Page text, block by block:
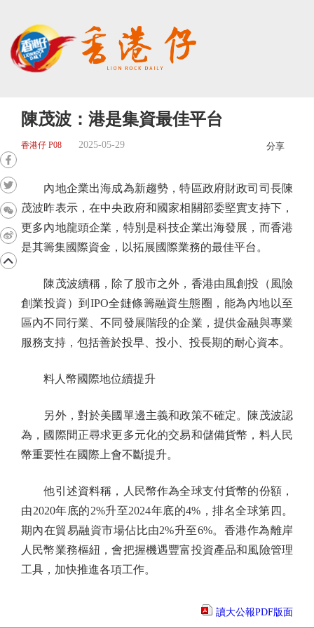
陳茂波：港是集資最佳平台
香港仔 P08 2025-05-29 分享
內地企業出海成為新趨勢，特區政府財政司司長陳
茂波昨表示，在中央政府和國家相關部委堅實支持下，
更多內地龍頭企業，特別是科技企業出海發展，而香港
是其籌集國際資金，以拓展國際業務的最佳平台。
陳茂波續稱，除了股市之外，香港由風創投（風險
創業投資）到IPO全鏈條籌融資生態圈，能為內地以至
區內不同行業、不同發展階段的企業，提供金融與專業
服務支持，包括善於投早、投小、投長期的耐心資本。
料人幣國際地位續提升
另外，對於美國單邊主義和政策不確定。陳茂波認
為，國際間正尋求更多元化的交易和儲備貨幣，料人民
幣重要性在國際上會不斷提升。
他引述資料稱，人民幣作為全球支付貨幣的份額，
由2020年底的2%升至2024年底的4%，排名全球第四。
期內在貿易融資市場佔比由2%升至6%。香港作為離岸
人民幣業務樞紐，會把握機遇豐富投資產品和風險管理
工具，加快推進各項工作。
讀大公報PDF版面